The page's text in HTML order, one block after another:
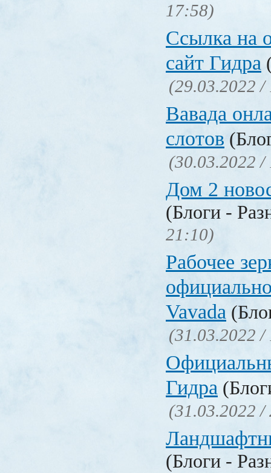
17:58)
Ссылка на
сайт Гидра
(29.03.2022 /
Вавада
слотов
(30.03.2022 /
Дом 2
(Блоги -
21:10)
Рабочее
Vavada
(31.03.2022 /
Гидра
(31.03.2022 /
(Блоги -